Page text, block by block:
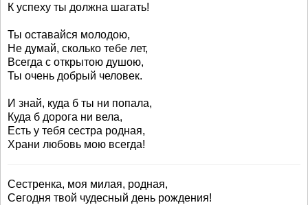
К успеху ты должна шагать!
Ты оставайся молодою,
Не думай, сколько тебе лет,
Всегда с открытою душою,
Ты очень добрый человек.
И знай, куда б ты ни попала,
Куда б дорога ни вела,
Есть у тебя сестра родная,
Храни любовь мою всегда!
Сестренка, моя милая, родная,
Сегодня твой чудесный день рождения!